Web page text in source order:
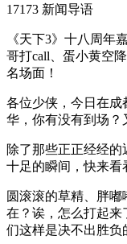
17173 新闻导语
《天下3》十八周年
哥打call、蛋小黄空
名场面！
各位少侠，今日在成
华，你有没有到场？
除了那些正正经经
十足的瞬间，快来看
圆滚滚的草精、胖
在？诶，怎么打起
们这样是决不出胜负